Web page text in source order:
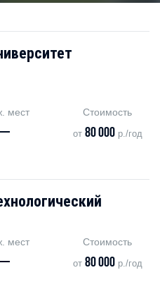
мест Стоимость
от 80 000р./год
мест Стоимость
от 80 000р./год